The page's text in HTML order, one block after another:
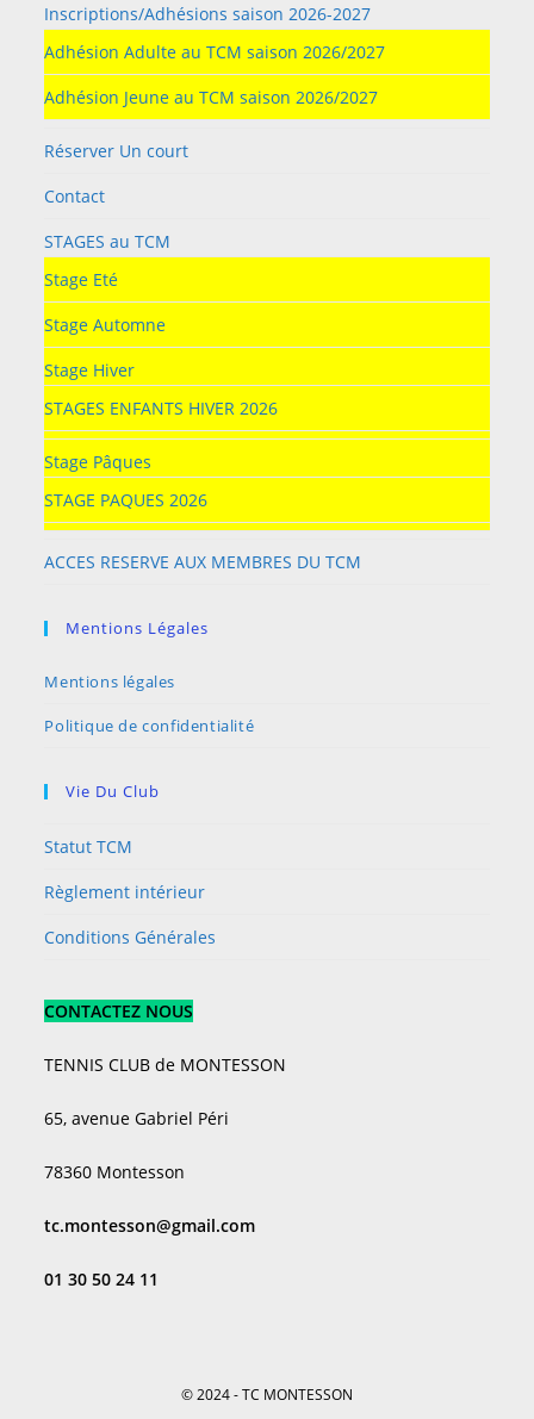
Inscriptions/Adhésions saison 2026-2027
Adhésion Adulte au TCM saison 2026/2027
Adhésion Jeune au TCM saison 2026/2027
Réserver Un court
Contact
STAGES au TCM
Stage Eté
Stage Automne
Stage Hiver
STAGES ENFANTS HIVER 2026
Stage Pâques
STAGE PAQUES 2026
ACCES RESERVE AUX MEMBRES DU TCM
Mentions Légales
Mentions légales
Politique de confidentialité
Vie Du Club
Statut TCM
Règlement intérieur
Conditions Générales
CONTACTEZ NOUS
TENNIS CLUB de MONTESSON
65, avenue Gabriel Péri
78360 Montesson
tc.montesson@gmail.com
01 30 50 24 11
© 2024 - TC MONTESSON